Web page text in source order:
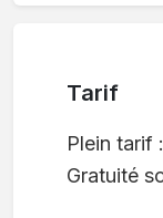
Tarif
Plein tarif
Gratuité